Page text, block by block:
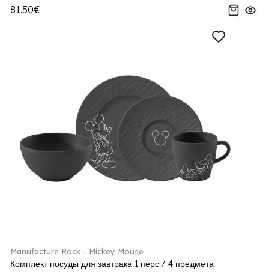
81.50€
Manufacture Rock - Mickey Mouse
Комплект посуды для завтрака 1 перс./ 4 предмета